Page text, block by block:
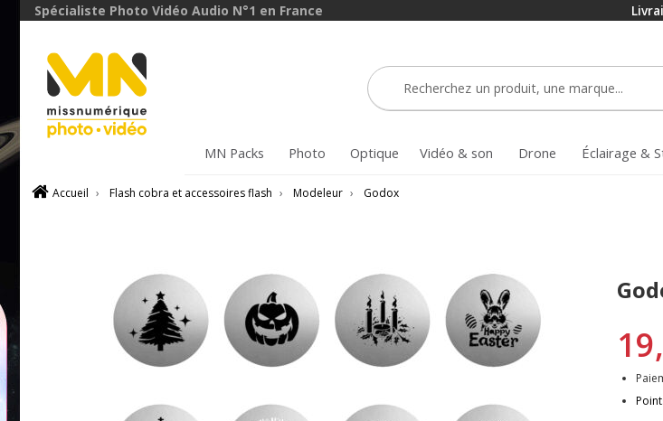
Spécialiste Photo Vidéo Audio N°1 en France
MN Packs Photo Optique Vidéo & son Drone Éclairage &
Accueil › Flash cobra et accessoires flash › Modeleur › Godox